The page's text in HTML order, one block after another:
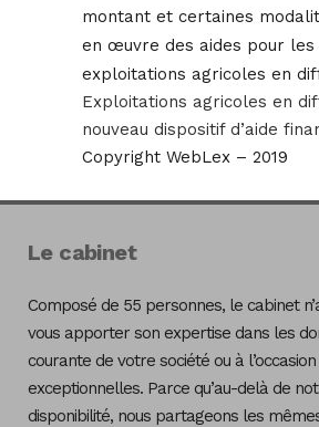
montant et certaines
en œuvre des aides pour les
exploitations agricoles en
Exploitations agricoles en
nouveau dispositif d’aide
Copyright WebLex – 2019
Le cabinet
Composé de 55 personnes, le cabinet
vous apporter son expertise dans les
courante de votre société ou à
exceptionnelles. Parce qu’au-delà de
disponibilité, nous partageons les